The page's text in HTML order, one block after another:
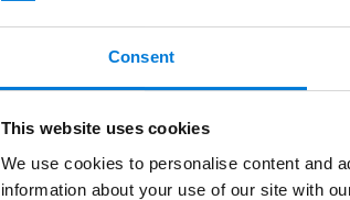
Consent
This website uses cookies
We use cookies to personalise content and
information about your use of our site with